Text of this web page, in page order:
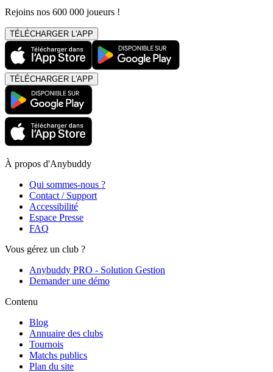
Rejoins nos 600 000 joueurs !
TÉLÉCHARGER L'APP
TÉLÉCHARGER L'APP
À propos d'Anybuddy
Qui sommes-nous ?
Contact / Support
Accessibilité
Espace Presse
FAQ
Vous gérez un club ?
Anybuddy PRO - Solution Gestion
Demander une démo
Contenu
Blog
Annuaire des clubs
Tournois
Matchs publics
Plan du site